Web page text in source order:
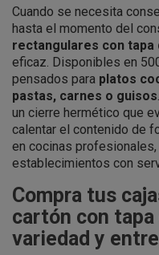
Cuando se necesita
hasta el momento del
rectangulares con tapa
eficaz. Disponibles en
pensados para platos
pastas, carnes o guisos
un cierre hermético que
calentar el contenido de
en cocinas
establecimientos con
Compra tus
cartón con tapa
variedad y